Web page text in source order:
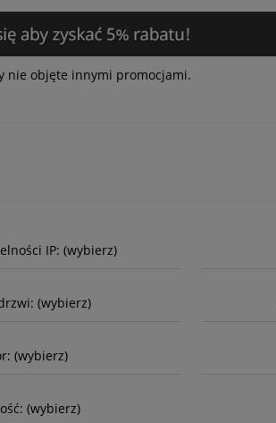
nie objęte innymi promocjami.
IP: (wybierz)
(wybierz)
(wybierz)
(wybierz)